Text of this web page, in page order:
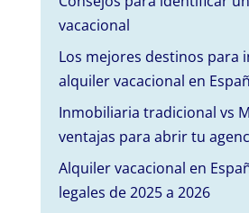
vacacional
Los mejores destinos para
alquiler vacacional en
Inmobiliaria tradicional vs
ventajas para abrir tu
Alquiler vacacional en
legales de 2025 a 2026